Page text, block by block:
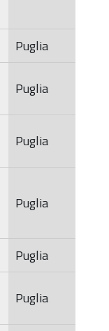
di
Puglia
Puglia
Puglia
Puglia
Puglia
Puglia